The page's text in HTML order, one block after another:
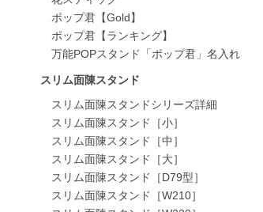
ポップ君【Gold】
ポップ君【ランキング】
万能POPスタンド「ポップ君」名入れ
スリム面陳スタンド
スリム面陳スタンドシリーズ詳細
スリム面陳スタンド［小］
スリム面陳スタンド［中］
スリム面陳スタンド［大］
スリム面陳スタンド［D79型］
スリム面陳スタンド［W210］